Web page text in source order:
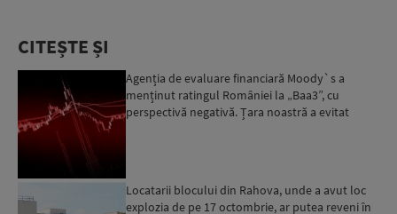
CITEȘTE ȘI
Agenția de evaluare financiară Moody`s a
menținut ratingul României la „Baa3”, cu
perspectivă negativă. Țara noastră a evitat
Locatarii blocului din Rahova, unde a avut loc
explozia de pe 17 octombrie, ar putea reveni în